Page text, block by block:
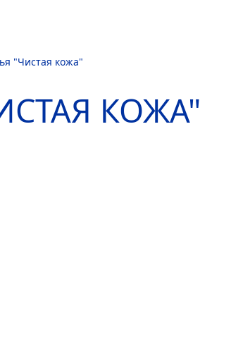
файлов cookie и аналогичных инструментов.
"Чистая кожа"
КОЖА"